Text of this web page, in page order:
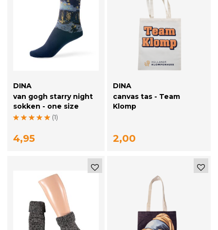
DINA
van gogh starry night
sokken - one size
(1)
4,95
DINA
canvas tas - Team
Klomp
2,00